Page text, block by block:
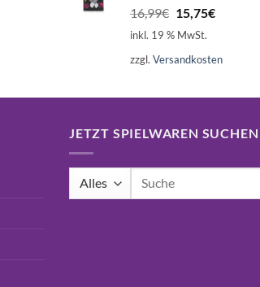
16,99€ Ursprünglicher
Preis
16,99€
15,75€Aktueller
15,75€.
inkl. 19 % MwSt.
zzgl. Versandkosten
JETZT SPIELWAREN SUCHEN
Suchen